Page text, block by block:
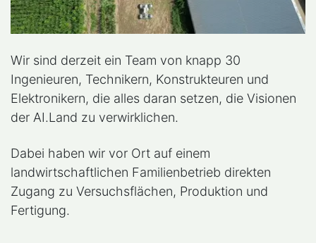
Wir sind derzeit ein Team von knapp 30
Ingenieuren, Technikern, Konstrukteuren und
Elektronikern, die alles daran setzen, die Visionen
der AI.Land zu verwirklichen.
Dabei haben wir vor Ort auf einem
landwirtschaftlichen Familienbetrieb direkten
Zugang zu Versuchsflächen, Produktion und
Fertigung.